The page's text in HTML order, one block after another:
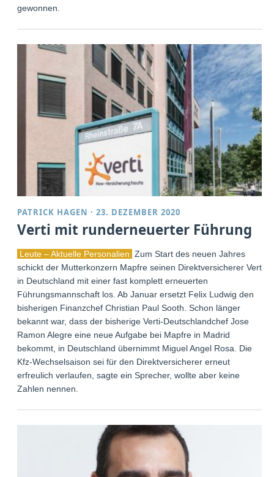
gewonnen.
PATRICK HAGEN ·23. DEZEMBER 2020
Verti mit runderneuerter Führung
Leute – Aktuelle Personalien Zum Start des neuen Jahres
schickt der Mutterkonzern Mapfre seinen Direktversicherer Verti
in Deutschland mit einer fast komplett erneuerten
Führungsmannschaft los. Ab Januar ersetzt Felix Ludwig den
bisherigen Finanzchef Christian Paul Sooth. Schon länger
bekannt war, dass der bisherige Verti-Deutschlandchef Jose
Ramon Alegre eine neue Aufgabe bei Mapfre in Madrid
bekommt, in Deutschland übernimmt Miguel Angel Rosa. Die
Kfz-Wechselsaison sei für den Direktversicherer erneut
erfreulich verlaufen, sagte ein Sprecher, wollte aber keine
Zahlen nennen.